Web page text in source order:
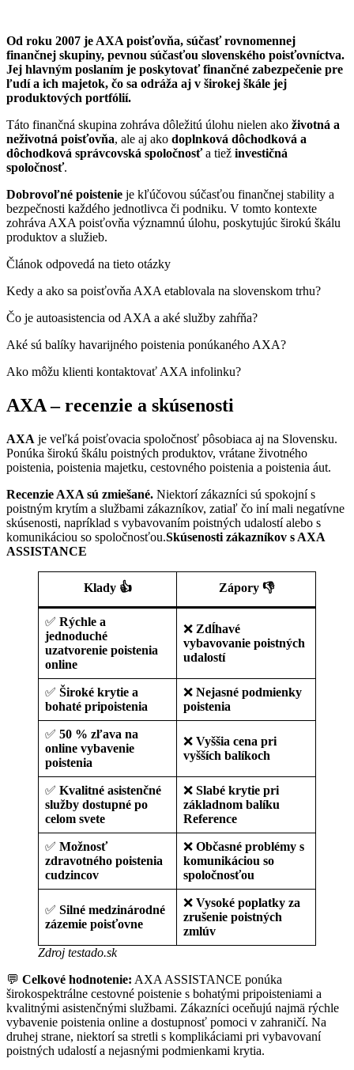
Od roku 2007 je AXA poisťovňa, súčasť rovnomennej
finančnej skupiny, pevnou súčasťou slovenského poisťovníctva.
Jej hlavným poslaním je poskytovať finančné zabezpečenie pre
ľudí a ich majetok, čo sa odráža aj v širokej škále jej
produktových portfólií.
Táto finančná skupina zohráva dôležitú úlohu nielen ako životná a
neživotná poisťovňa, ale aj ako doplnková dôchodková a
dôchodková správcovská spoločnosťa tiež investičná
spoločnosť.
Dobrovoľné poistenie je kľúčovou súčasťou finančnej stability a
bezpečnosti každého jednotlivca či podniku. V tomto kontexte
zohráva AXA poisťovňa významnú úlohu, poskytujúc širokú škálu
produktov a služieb.
Článok odpovedá na tieto otázky
Kedy a ako sa poisťovňa AXA etablovala na slovenskom trhu?
Čo je autoasistencia od AXA a aké služby zahŕňa?
Aké sú balíky havarijného poistenia ponúkaného AXA?
Ako môžu klienti kontaktovať AXA infolinku?
AXA – recenzie a skúsenosti
AXA je veľká poisťovacia spoločnosť pôsobiaca aj na Slovensku.
Ponúka širokú škálu poistných produktov, vrátane životného
poistenia, poistenia majetku, cestovného poistenia a poistenia áut.
Recenzie AXA sú zmiešané. Niektorí zákazníci sú spokojní s
poistným krytím a službami zákazníkov, zatiaľ čo iní mali negatívne
skúsenosti, napríklad s vybavovaním poistných udalostí alebo s
komunikáciou so spoločnosťou.Skúsenosti zákazníkov s AXA
ASSISTANCE
Klady 👍 Zápory 👎
✅ Rýchle a
jednoduché
uzatvorenie poistenia
online
❌ Zdĺhavé
vybavovanie poistných
udalostí
✅ Široké krytie a
bohaté pripoistenia
❌ Nejasné podmienky
poistenia
✅ 50 % zľava na
online vybavenie
poistenia
❌ Vyššia cena pri
vyšších balíkoch
✅ Kvalitné asistenčné
služby dostupné po
celom svete
❌ Slabé krytie pri
základnom balíku
Reference
✅ Možnosť
zdravotného poistenia
cudzincov
❌ Občasné problémy s
komunikáciou so
spoločnosťou
✅ Silné medzinárodné
zázemie poisťovne
❌ Vysoké poplatky za
zrušenie poistných
zmlúv
Zdroj testado.sk
💬 Celkové hodnotenie: AXA ASSISTANCE ponúka
širokospektrálne cestovné poistenie s bohatými pripoisteniami a
kvalitnými asistenčnými službami. Zákazníci oceňujú najmä rýchle
vybavenie poistenia online a dostupnosť pomoci v zahraničí. Na
druhej strane, niektorí sa stretli s komplikáciami pri vybavovaní
poistných udalostí a nejasnými podmienkami krytia.